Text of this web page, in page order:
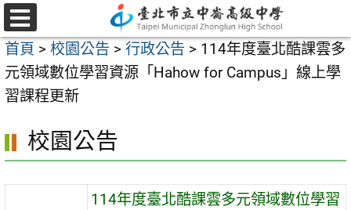
跳
至
主
要
內
區
選
單
首頁 > 校園公告 > 行政公告 > 114年度臺北酷課雲多
元領域數位學習資源「Hahow for Campus」線上學
習課程更新
校園公告
114年度臺北酷課雲多元領域數位學習